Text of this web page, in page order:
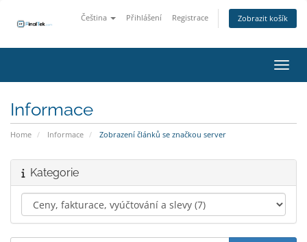
Čeština Přihlášení Registrace Zobrazit košík
Informace
Home Informace Zobrazení článků se značkou server
Kategorie